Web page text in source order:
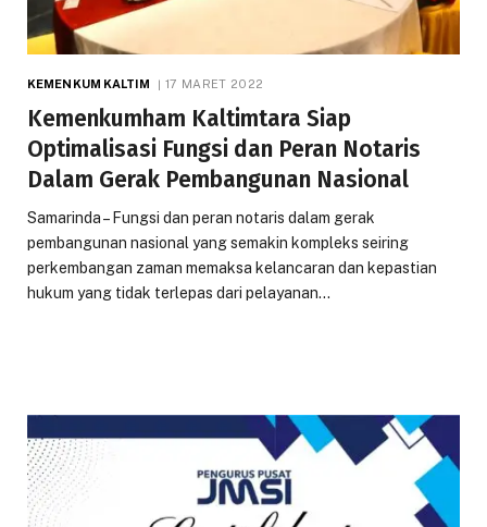
KEMENKUM KALTIM 17 MARET 2022
Kemenkumham Kaltimtara Siap
Optimalisasi Fungsi dan Peran Notaris
Dalam Gerak Pembangunan Nasional
Samarinda – Fungsi dan peran notaris dalam gerak
pembangunan nasional yang semakin kompleks seiring
perkembangan zaman memaksa kelancaran dan kepastian
hukum yang tidak terlepas dari pelayanan…